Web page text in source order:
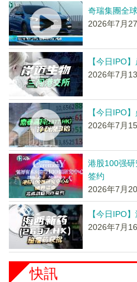
奇瑞集團全
2026年7月
【今日IPO
2026年7月
【今日IPO
2026年7月
港股100强
签约
2026年7月
【今日IPO
2026年7月
快訊